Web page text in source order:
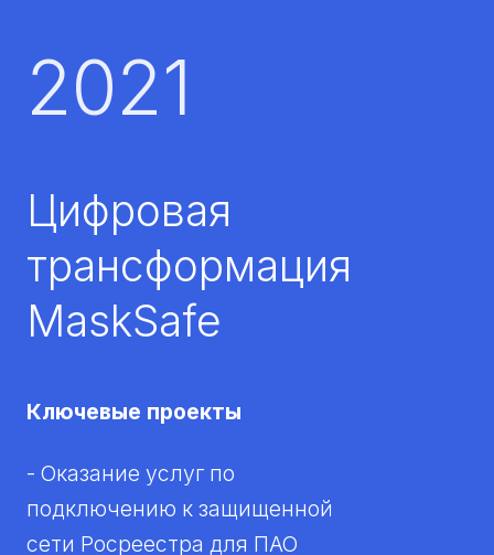
2021
Цифровая
трансформация
MaskSafe
Ключевые проекты
- Оказание услуг по
подключению к защищенной
сети Росреестра для ПАО